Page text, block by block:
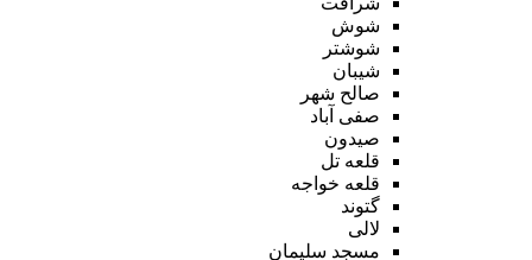
شوش
شوشتر
شیبان
صالح شهر
صفی آباد
صیدون
قلعه تل
قلعه خواجه
گتوند
لالی
مسجد سلیمان